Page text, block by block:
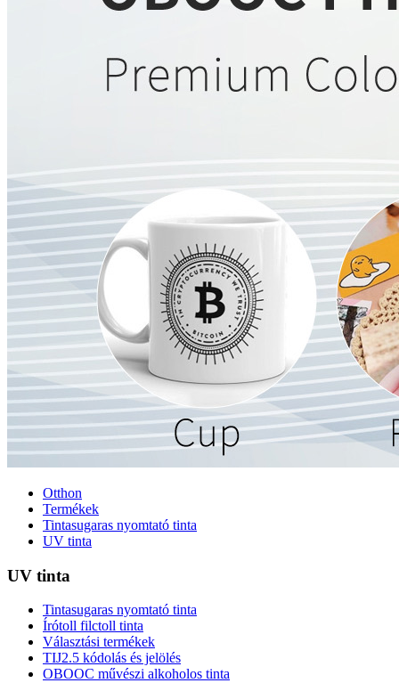
Otthon
Termékek
Tintasugaras nyomtató tinta
UV tinta
UV tinta
Tintasugaras nyomtató tinta
Írótoll filctoll tinta
Választási termékek
TIJ2.5 kódolás és jelölés
OBOOC művészi alkoholos tinta